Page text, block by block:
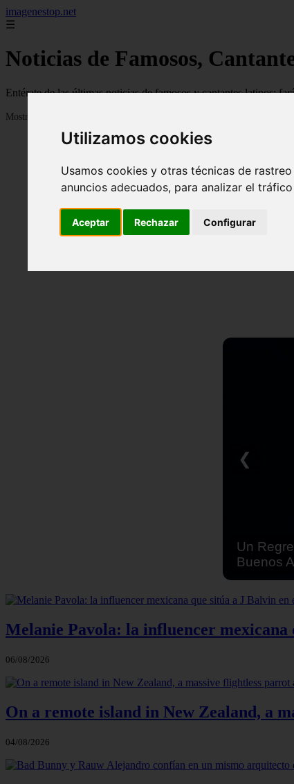
Utilizamos cookies
Usamos cookies y otras técnicas de
anuncios adecuados, para analizar el
Aceptar Rechazar Configurar
imagenestop.net
☰
Noticias de Famosos,
Entérate de las últimas noticias de famosos y cantantes latinos:
Mostrando 1 - 24 de 1586 artículos
Un
Buenos
❮
Melanie Pavola: la influencer
06/08/2026
On a remote island in New Zealand, a
04/08/2026